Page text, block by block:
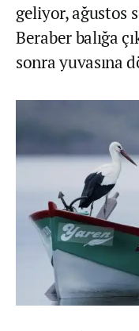
geliyor, ağustos
Beraber balığa
sonra yuvasına